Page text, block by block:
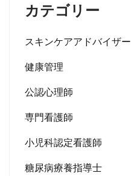
カテゴリー
スキンケアアドバイザー
健康管理
公認心理師
専門看護師
小児科認定看護師
糖尿病療養指導士